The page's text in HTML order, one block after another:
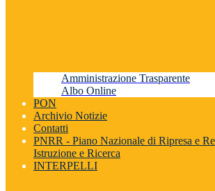
Amministrazione Trasparente
Albo Online
PON
Archivio Notizie
Contatti
PNRR - Piano Nazionale di Ripresa e
Istruzione e Ricerca
INTERPELLI